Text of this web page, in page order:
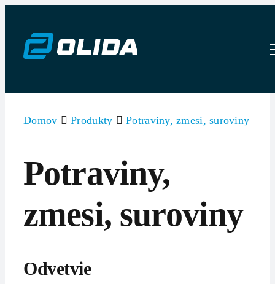
content
Domov Produkty Potraviny, zmesi, suroviny
Potraviny,
zmesi, suroviny
Odvetvie